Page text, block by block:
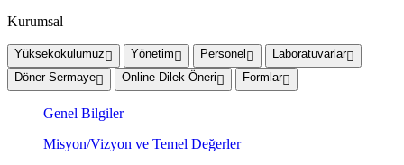
Kurumsal
Yüksekokulumuz Yönetim Personel
Laboratuvarlar
Döner Sermaye
Online Dilek Öneri Formlar
Genel Bilgiler
Misyon/Vizyon ve Temel Değerler